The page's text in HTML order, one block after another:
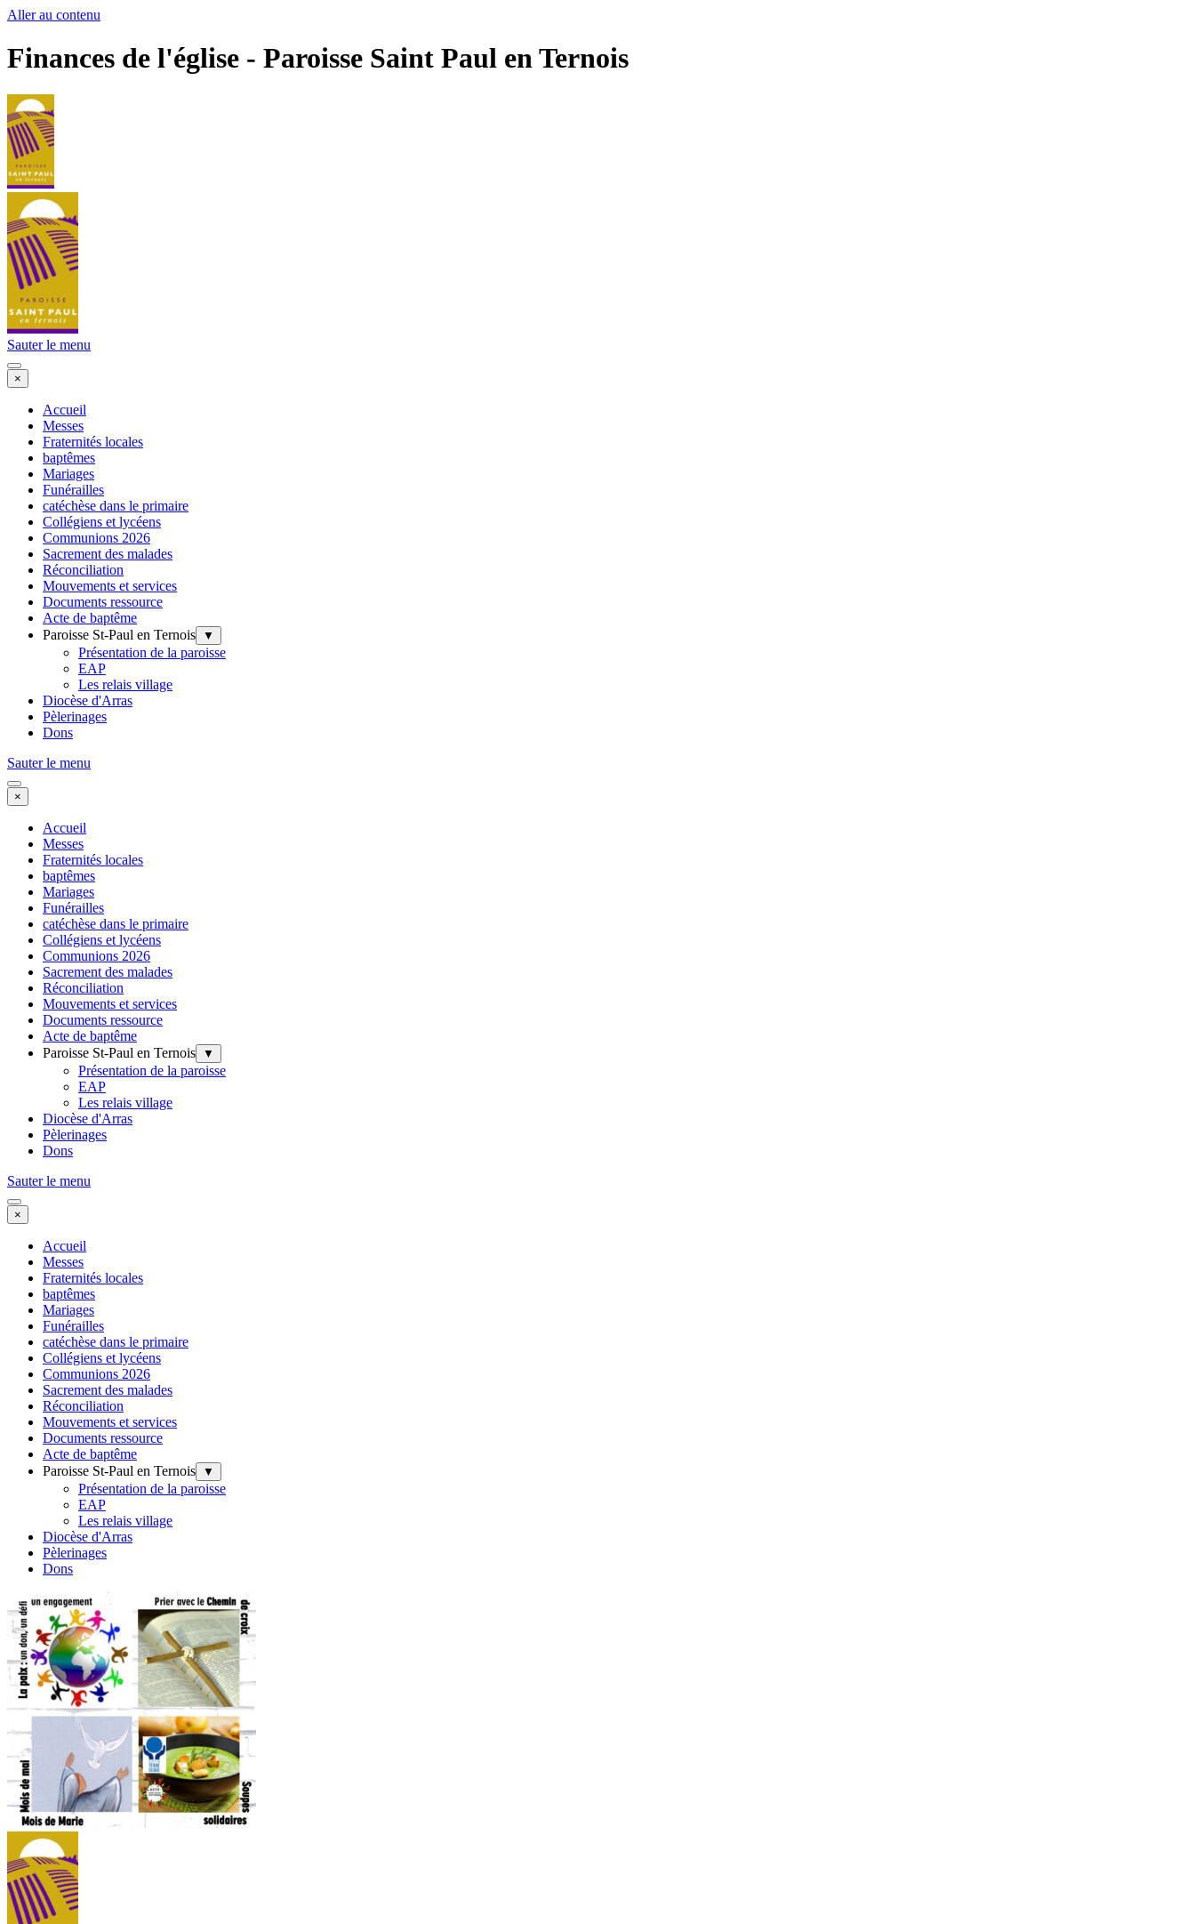
Aller au contenu
Finances de l'église - Paroisse Saint Paul en Ternois
Sauter le menu
×
Accueil
Messes
Fraternités locales
baptêmes
Mariages
Funérailles
catéchèse dans le primaire
Collégiens et lycéens
Communions 2026
Sacrement des malades
Réconciliation
Mouvements et services
Documents ressource
Acte de baptême
Paroisse St-Paul en Ternois
▼
Présentation de la paroisse
EAP
Les relais village
Diocèse d'Arras
Pèlerinages
Dons
Sauter le menu
×
Accueil
Messes
Fraternités locales
baptêmes
Mariages
Funérailles
catéchèse dans le primaire
Collégiens et lycéens
Communions 2026
Sacrement des malades
Réconciliation
Mouvements et services
Documents ressource
Acte de baptême
Paroisse St-Paul en Ternois
▼
Présentation de la paroisse
EAP
Les relais village
Diocèse d'Arras
Pèlerinages
Dons
Sauter le menu
×
Accueil
Messes
Fraternités locales
baptêmes
Mariages
Funérailles
catéchèse dans le primaire
Collégiens et lycéens
Communions 2026
Sacrement des malades
Réconciliation
Mouvements et services
Documents ressource
Acte de baptême
Paroisse St-Paul en Ternois
▼
Présentation de la paroisse
EAP
Les relais village
Diocèse d'Arras
Pèlerinages
Dons